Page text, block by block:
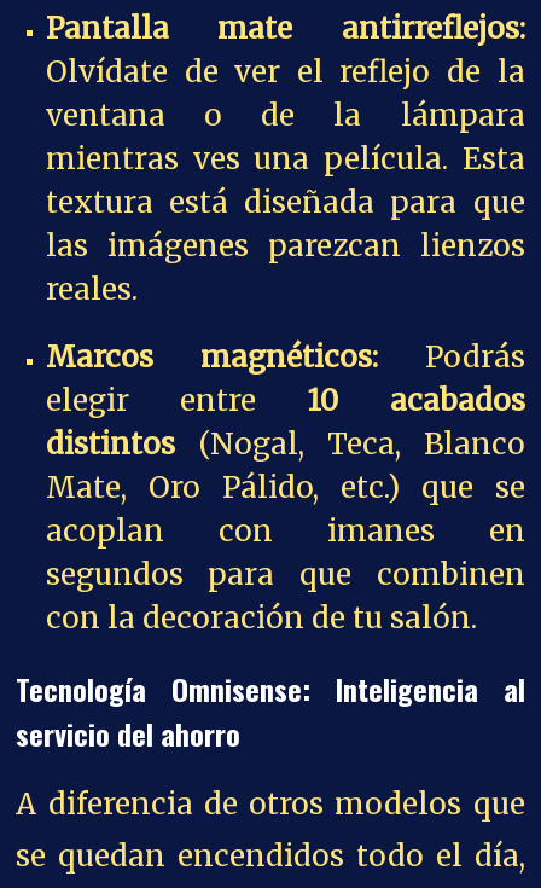
Pantalla mate antirreflejos:
Olvídate de ver el reflejo de la
ventana o de la lámpara
mientras ves una película. Esta
textura está diseñada para que
las imágenes parezcan lienzos
reales.
Marcos magnéticos:Podrás
elegir entre 10 acabados
distintos(Nogal, Teca, Blanco
Mate, Oro Pálido, etc.) que se
acoplan con imanes en
segundos para que combinen
con la decoración de tu salón.
Tecnología Omnisense: Inteligencia al
servicio del ahorro
A diferencia de otros modelos que
se quedan encendidos todo el día,